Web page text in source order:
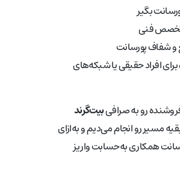
بگیر
تخصص فنی
و شفاف پورسانت
افراد حقیقی یا شبکه‌های
رو به صرافیبیت‌گرند
مسیر رو انجام می‌دیم و به‌ازای
همکاری به‌حسابت واریز